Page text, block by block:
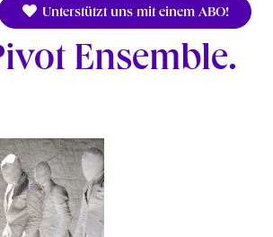
Unterstützt uns mit einem ABO!
Ensemble